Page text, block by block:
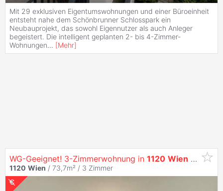
Mit 29 exklusiven Eigentumswohnungen und einer Büroeinheit
entsteht nahe dem Schönbrunner Schlosspark ein
Neubauprojekt, das sowohl Eigennutzer als auch Anleger
begeistert. Die intelligent geplanten 2- bis 4-Zimmer-
Wohnungen... [Mehr]
WG-Geeignet! 3-Zimmerwohnung in 1120 Wien
1120 Wien / 73,7m² / 3 Zimmer